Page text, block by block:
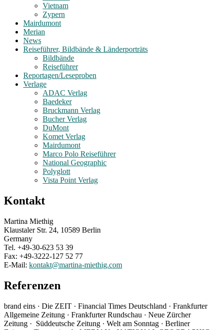
Vietnam
Zypern
Mairdumont
Merian
News
Reiseführer, Bildbände & Länderporträts
Bildbände
Reiseführer
Reportagen/Leseproben
Verlage
ADAC Verlag
Baedeker
Bruckmann Verlag
Bucher Verlag
DuMont
Komet Verlag
Mairdumont
Marco Polo Reiseführer
National Geographic
Polyglott
Vista Point Verlag
Kontakt
Martina Miethig
Klaustaler Str. 24, 10589 Berlin
Germany
Tel. +49-30-623 53 39
Fax: +49-3222-127 52 77
E-Mail: kontakt@martina-miethig.com
Referenzen
brand eins · Die ZEIT · Financial Times Deutschland · Frankfurter
Allgemeine Zeitung · Frankfurter Rundschau · Neue Zürcher
Zeitung · Süddeutsche Zeitung · Welt am Sonntag · Berliner